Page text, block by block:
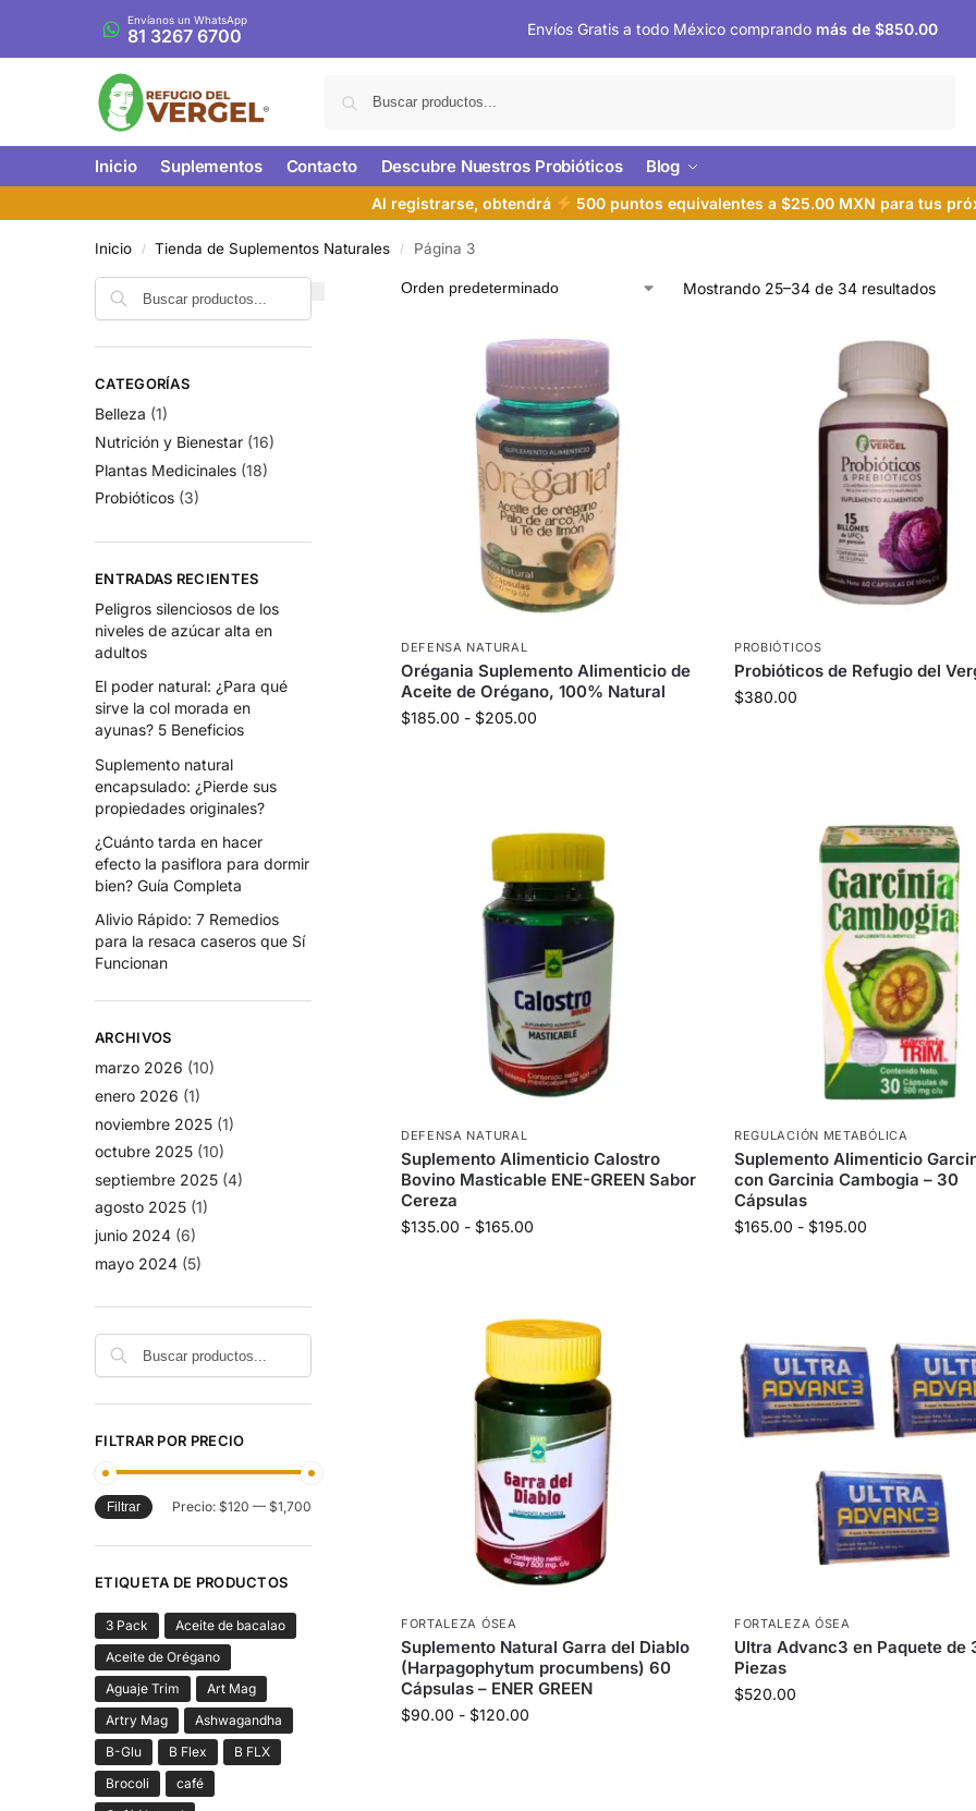
Envíanos un WhatsApp
81 3267 6700 Envíos Gratis a todo México comprando más de $850.00
Inicio Suplementos Contacto Descubre Nuestros Probióticos Blog
Al registrarse, obtendrá 500 puntos equivalentes a $25.00 MXN para tus
Inicio / Tienda de Suplementos Naturales / Página 3
Mostrando 25–34 de 34 resultados
DEFENSA NATURAL
Orégania Suplemento Alimenticio de
Aceite de Orégano, 100% Natural
$185.00 - $205.00
PROBIÓTICOS
Probióticos de Refugio del
$380.00
DEFENSA NATURAL
Suplemento Alimenticio Calostro
Bovino Masticable ENE-GREEN Sabor
Cereza
$135.00 - $165.00
REGULACIÓN METABÓLICA
Suplemento Alimenticio
con Garcinia Cambogia – 30
Cápsulas
$165.00 - $195.00
FORTALEZA ÓSEA
Suplemento Natural Garra del Diablo
(Harpagophytum procumbens) 60
Cápsulas – ENER GREEN
$90.00 - $120.00
FORTALEZA ÓSEA
Ultra Advanc3 en Paquete de
Piezas
$520.00
CATEGORÍAS
Belleza (1)
Nutrición y Bienestar (16)
Plantas Medicinales (18)
Probióticos (3)
ENTRADAS RECIENTES
Peligros silenciosos de los
niveles de azúcar alta en
adultos
El poder natural: ¿Para qué
sirve la col morada en
ayunas? 5 Beneficios
Suplemento natural
encapsulado: ¿Pierde sus
propiedades originales?
¿Cuánto tarda en hacer
efecto la pasiflora para dormir
bien? Guía Completa
Alivio Rápido: 7 Remedios
para la resaca caseros que Sí
Funcionan
ARCHIVOS
marzo 2026 (10)
enero 2026 (1)
noviembre 2025 (1)
octubre 2025 (10)
septiembre 2025 (4)
agosto 2025 (1)
junio 2024 (6)
mayo 2024 (5)
FILTRAR POR PRECIO
Filtrar Precio: $120 — $1,700
ETIQUETA DE PRODUCTOS
3 Pack
Aceite de bacalao
Aceite de Orégano
Aguaje Trim
Art Mag
Artry Mag
Ashwagandha
B-Glu
B Flex
B FLX
Brocoli
café